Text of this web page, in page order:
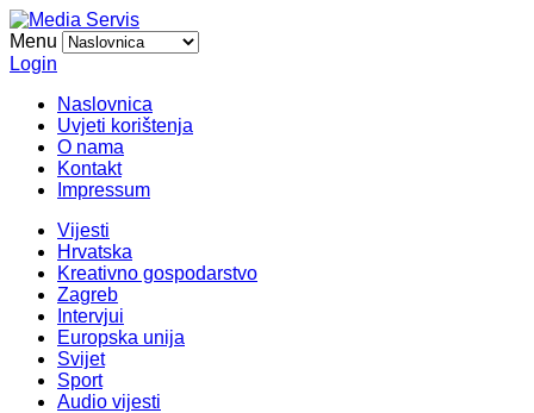
Menu
Login
Naslovnica
Uvjeti korištenja
O nama
Kontakt
Impressum
Vijesti
Hrvatska
Kreativno gospodarstvo
Zagreb
Intervjui
Europska unija
Svijet
Sport
Audio vijesti